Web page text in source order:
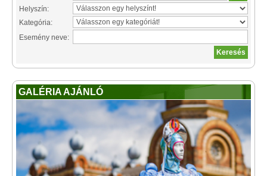
Helyszín:
Kategória:
Esemény neve:
GALÉRIA AJÁNLÓ